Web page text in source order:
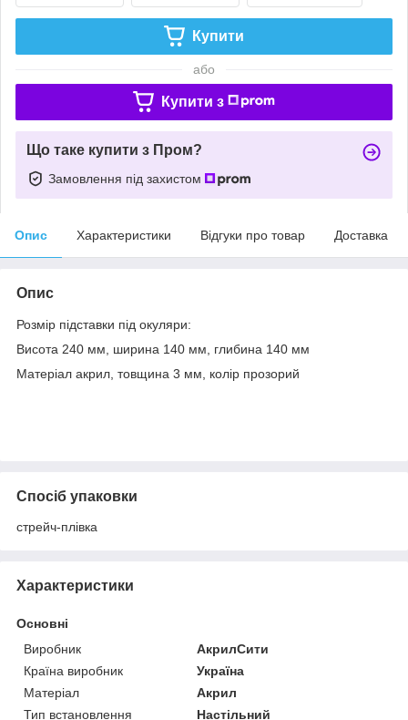
Купити
або
Купити з
Що таке купити з Пром?
Замовлення під захистом
Опис Характеристики Відгуки про товар Доставка
Опис
Розмір підставки під окуляри:
Висота 240 мм, ширина 140 мм, глибина 140 мм
Матеріал акрил, товщина 3 мм, колір прозорий
Спосіб упаковки
стрейч-плівка
Характеристики
Основні
Виробник
АкрилСити
Країна виробник
Україна
Матеріал
Акрил
Тип встановлення
Настільний